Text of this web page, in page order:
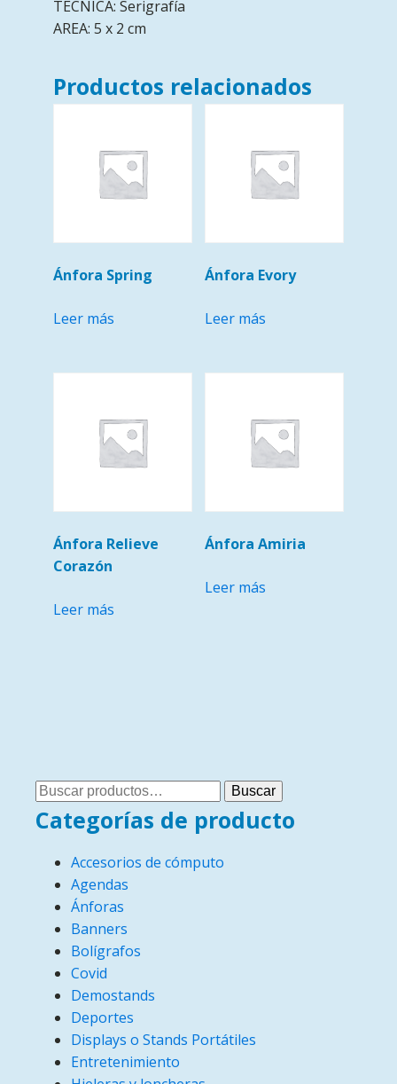
TÉCNICA: Serigrafía
AREA: 5 x 2 cm
Productos relacionados
Ánfora Spring
Leer más
Ánfora Evory
Leer más
Ánfora Relieve
Corazón
Leer más
Ánfora Amiria
Leer más
Buscar
por:
Buscar
Categorías de producto
Accesorios de cómputo
Agendas
Ánforas
Banners
Bolígrafos
Covid
Demostands
Deportes
Displays o Stands Portátiles
Entretenimiento